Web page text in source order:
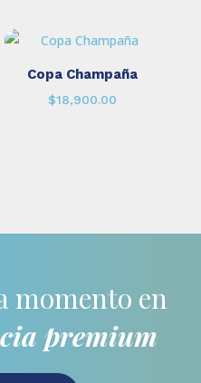
Copa Champaña
$18,900.00
momento en
premium